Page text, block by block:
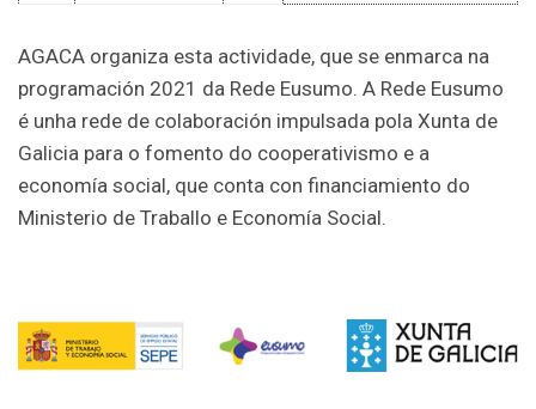
AGACA organiza esta actividade, que se enmarca na
programación 2021 da Rede Eusumo. A Rede Eusumo
é unha rede de colaboración impulsada pola Xunta de
Galicia para o fomento do cooperativismo e a
economía social, que conta con financiamiento do
Ministerio de Traballo e Economía Social.